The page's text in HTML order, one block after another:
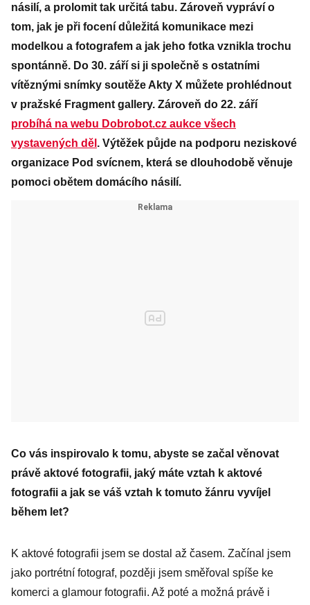
násilí, a prolomit tak určitá tabu. Zároveň vypráví o
tom, jak je při focení důležitá komunikace mezi
modelkou a fotografem a jak jeho fotka vznikla trochu
spontánně. Do 30. září si ji společně s ostatními
vítěznými snímky soutěže Akty X můžete prohlédnout
v pražské Fragment gallery. Zároveň do 22. září
probíhá na webu Dobrobot.cz aukce všech
vystavených děl . Výtěžek půjde na podporu neziskové
organizace Pod svícnem, která se dlouhodobě věnuje
pomoci obětem domácího násilí.
Co vás inspirovalo k tomu, abyste se začal věnovat
právě aktové fotografii, jaký máte vztah k aktové
fotografii a jak se váš vztah k tomuto žánru vyvíjel
během let?
K aktové fotografii jsem se dostal až časem. Začínal jsem
jako portrétní fotograf, později jsem směřoval spíše ke
komerci a glamour fotografii. Až poté a možná právě i